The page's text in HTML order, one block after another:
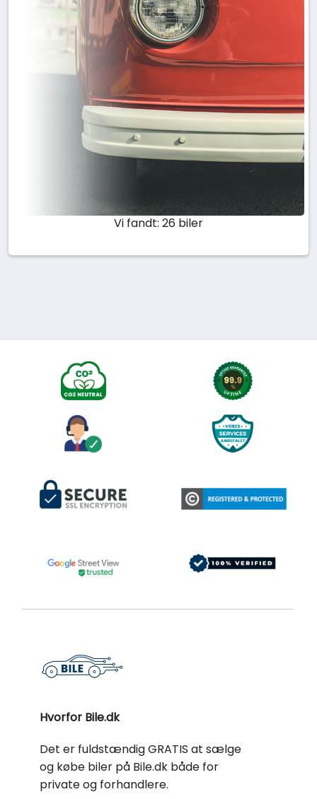
Vi fandt: 26 biler
Hvorfor Bile.dk
Det er fuldstændig GRATIS at sælge
og købe biler på Bile.dk både for
private og forhandlere.